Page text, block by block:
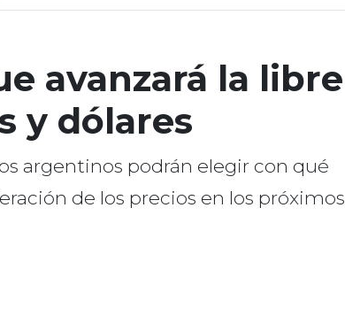
avanzará la libre
y dólares
argentinos podrán elegir con qué
de los precios en los próximos